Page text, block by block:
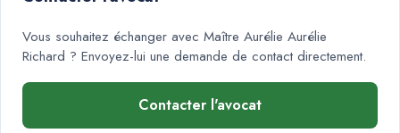
Vous souhaitez échanger avec Maître Aurélie Aurélie
Richard ? Envoyez-lui une demande de contact directement.
Contacter l'avocat